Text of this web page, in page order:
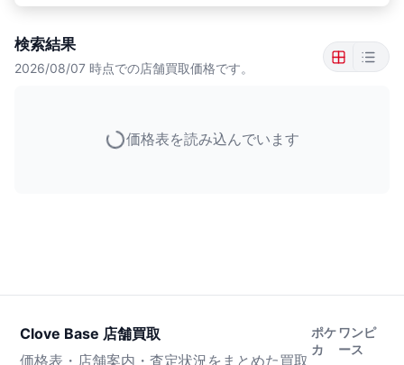
検索結果
2026/08/07 時点での店舗買取価格です。
価格表を読み込んでいます
Clove Base 店舗買取
価格表・店舗案内・査定状況をまとめた買取
ポケ
カ
ワンピ
ース